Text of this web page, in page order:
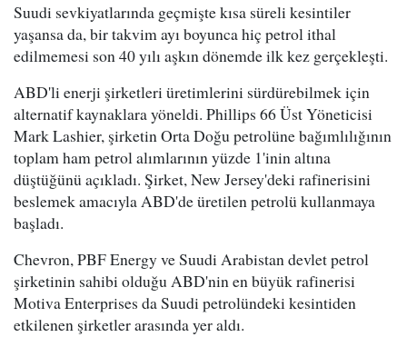
Suudi sevkiyatlarında geçmişte kısa süreli kesintiler
yaşansa da, bir takvim ayı boyunca hiç petrol ithal
edilmemesi son 40 yılı aşkın dönemde ilk kez gerçekleşti.
ABD'li enerji şirketleri üretimlerini sürdürebilmek için
alternatif kaynaklara yöneldi. Phillips 66 Üst Yöneticisi
Mark Lashier, şirketin Orta Doğu petrolüne bağımlılığının
toplam ham petrol alımlarının yüzde 1'inin altına
düştüğünü açıkladı. Şirket, New Jersey'deki rafinerisini
beslemek amacıyla ABD'de üretilen petrolü kullanmaya
başladı.
Chevron, PBF Energy ve Suudi Arabistan devlet petrol
şirketinin sahibi olduğu ABD'nin en büyük rafinerisi
Motiva Enterprises da Suudi petrolündeki kesintiden
etkilenen şirketler arasında yer aldı.